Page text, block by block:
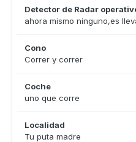
Detector de Radar
ahora mismo ninguno,es
Cono
Correr y correr
Coche
uno que corre
Localidad
Tu puta madre